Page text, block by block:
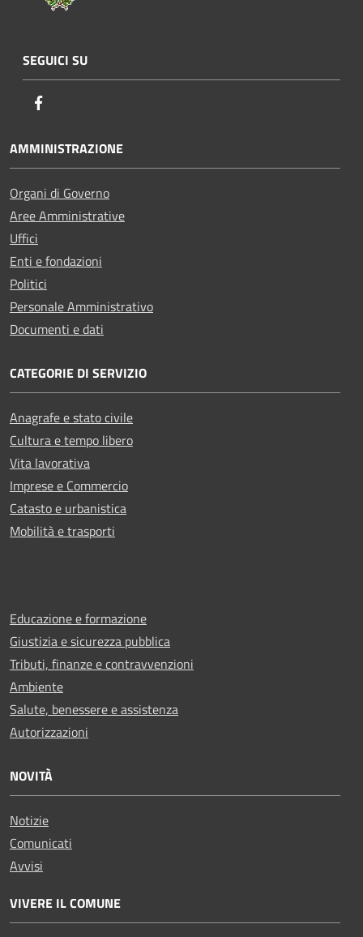
SEGUICI SU
AMMINISTRAZIONE
Organi di Governo
Aree Amministrative
Uffici
Enti e fondazioni
Politici
Personale Amministrativo
Documenti e dati
CATEGORIE DI SERVIZIO
Anagrafe e stato civile
Cultura e tempo libero
Vita lavorativa
Imprese e Commercio
Catasto e urbanistica
Mobilità e trasporti
Educazione e formazione
Giustizia e sicurezza pubblica
Tributi, finanze e contravvenzioni
Ambiente
Salute, benessere e assistenza
Autorizzazioni
NOVITÀ
Notizie
Comunicati
Avvisi
VIVERE IL COMUNE